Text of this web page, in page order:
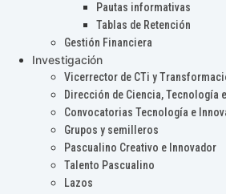
Pautas informativas
Tablas de Retención
Gestión Financiera
Investigación
Vicerrector de CTi y
Dirección de Ciencia, Tecnología
Convocatorias Tecnología e
Grupos y semilleros
Pascualino Creativo e Innovador
Talento Pascualino
Lazos